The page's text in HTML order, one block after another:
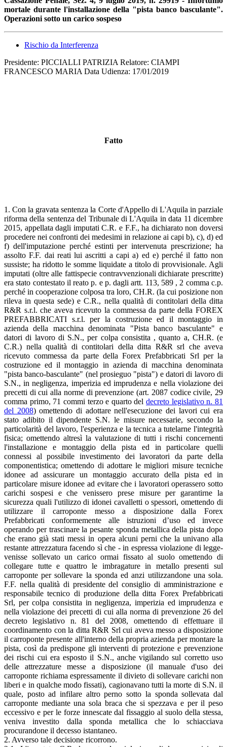
mortale durante l'installazione della "pista banco basculante".
Operazioni sotto un carico sospeso
Rischio da Interferenza
Presidente: PICCIALLI PATRIZIA Relatore: CIAMPI
FRANCESCO MARIA Data Udienza: 17/01/2019
Fatto
1. Con la gravata sentenza la Corte d'Appello di L'Aquila in parziale
riforma della sentenza del Tribunale di L'Aquila in data 11 dicembre
2015, appellata dagli imputati C.R. e F.F., ha dichiarato non doversi
procedere nei confronti dei medesimi in relazione ai capi b), c), d) ed
f) dell'imputazione perché estinti per intervenuta prescrizione; ha
assolto F.F. dai reati lui ascritti a capi a) ed e) perché il fatto non
sussiste; ha ridotto le somme liquidate a titolo di provvisionale. Agli
imputati (oltre alle fattispecie contravvenzionali dichiarate prescritte)
era stato contestato il reato p. e p. dagli artt. 113, 589 , 2 comma c.p.
perché in cooperazione colposa tra loro, CH.R. (la cui posizione non
rileva in questa sede) e C.R., nella qualità di contitolari della ditta
R&R s.r.l. che aveva ricevuto la commessa da parte della FOREX
PREFABBRICATI s.r.l. per la costruzione ed il montaggio in
azienda della macchina denominata "Pista banco basculante" e
datori di lavoro di S.N., per colpa consistita , quanto a, CH.R. (e
C.R.) nella qualità di contitolari della ditta R&R srl che aveva
ricevuto commessa da parte della Forex Prefabbricati Srl per la
costruzione ed il montaggio in azienda di macchina denominata
"pista banco-basculante" (nel prosieguo "pista") e datori di lavoro di
S.N., in negligenza, imperizia ed imprudenza e nella violazione dei
precetti di cui alla norme di prevenzione (art. 2087 codice civile, 29
comma primo, 71 commi terzo e quarto deldecreto legislativo n. 81
del 2008) omettendo di adottare nell'esecuzione dei lavori cui era
stato adibito il dipendente S.N. le misure necessarie, secondo la
particolarità del lavoro, l'esperienza e la tecnica a tutelarne l'integrità
fisica; omettendo altresì la valutazione di tutti i rischi concernenti
l'installazione e montaggio della pista ed in particolare quelli
connessi al possibile investimento dei lavoratori da parte della
componentistica; omettendo di adottare le migliori misure tecniche
idonee ad assicurare un montaggio accurato della pista ed in
particolare misure idonee ad evitare che i lavoratori operassero sotto
carichi sospesi e che venissero prese misure per garantirne la
sicurezza quali l'utilizzo di idonei cavalletti o spessori, omettendo di
utilizzare il carroponte messo a disposizione dalla Forex
Prefabbricati conformemente alle istruzioni d’uso ed invece
operando per trascinare la pesante sponda metallica della pista dopo
che erano già stati messi in opera alcuni perni che la univano alla
restante attrezzatura facendo sì che - in espressa violazione di legge-
venisse sollevato un carico ormai fissato al suolo omettendo di
collegare tutte e quattro le imbragature in metallo presenti sul
carroponte per sollevare la sponda ed anzi utilizzandone una sola.
F.F. nella qualità di presidente del consiglio di amministrazione e
responsabile tecnico di produzione della ditta Forex Prefabbricati
Srl, per colpa consistita in negligenza, imperizia ed imprudenza e
nella violazione dei precetti di cui alla norma di prevenzione 26 del
decreto legislativo n. 81 del 2008, omettendo di effettuare il
coordinamento con la ditta R&R Srl cui aveva messo a disposizione
il carroponte presente all'interno della propria azienda per montare la
pista, così da predispone gli interventi di protezione e prevenzione
dei rischi cui era esposto il S.N., anche vigilando sul corretto uso
delle attrezzature messe a disposizione (il manuale d'uso dei
carroponte richiama espressamente il divieto di sollevare carichi non
liberi e in qualche modo fissati), cagionavano tutti la morte di S.N. il
quale, posto ad infilare altro perno sotto la sponda sollevata dal
carroponte mediante una sola braca che si spezzava e per il peso
eccessivo e per le forze innescate dal fissaggio al suolo della stessa,
veniva investito dalla sponda metallica che lo schiacciava
procurandone il decesso istantaneo.
2. Avverso tale decisione ricorrono.